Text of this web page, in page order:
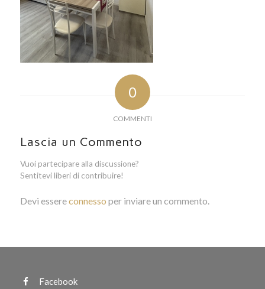
0
COMMENTI
Lascia un Commento
Vuoi partecipare alla discussione?
Sentitevi liberi di contribuire!
Devi essereconnesso per inviare un commento.
Facebook